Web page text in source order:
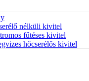
nélküli kivitel
fűtéses kivitel
hőcserélős kivitel